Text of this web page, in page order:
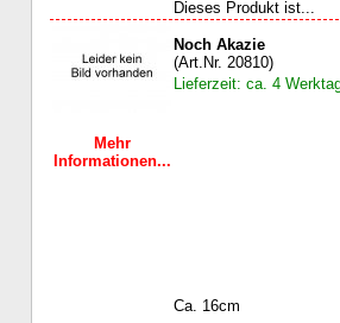
Dieses Produkt ist...
Mehr
Informationen...
Noch Akazie
(Art.Nr. 20810)
Lieferzeit: ca. 4
Ca. 16cm